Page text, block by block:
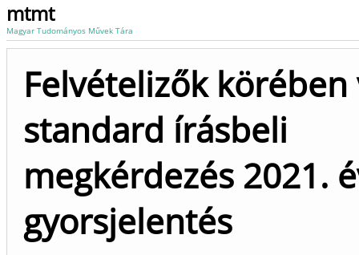
mtmt
Magyar Tudományos Művek Tára
Felvételizők
standard írásbeli
megkérdezés 2021.
gyorsjelentés